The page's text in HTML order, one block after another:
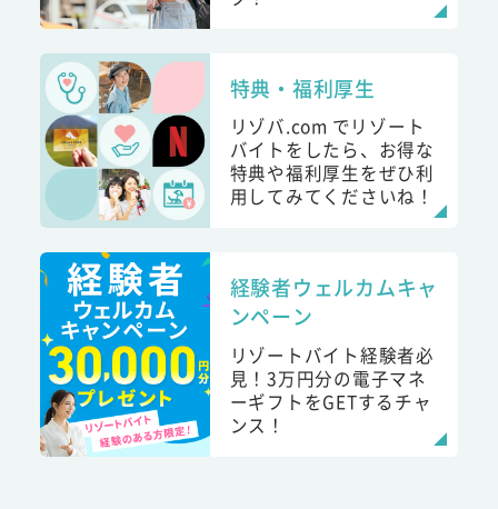
特典・福利厚生
リゾバ.com でリゾート
バイトをしたら、お得な
特典や福利厚生をぜひ利
用してみてくださいね！
経験者ウェルカムキャ
ンペーン
リゾートバイト経験者必
見！3万円分の電子マネ
ーギフトをGETするチャ
ンス！